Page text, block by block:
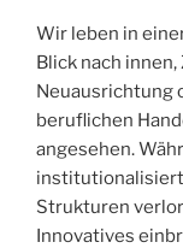
Wir leben in
Blick nach
Neuausrichtung
beruflichen
angesehen.
Strukturen
Innovatives